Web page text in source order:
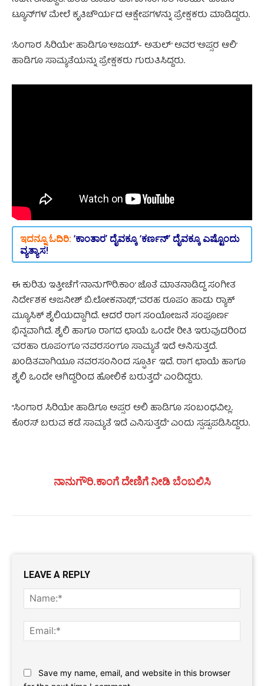
ಟ್ಯೂನ್‌ಗಳ ಮೇಲೆ ಕೃತಿಚೌರ್ಯದ ಆಕ್ಷೇಪಗಳನ್ನು ಪ್ರೇಕ್ಷಕರು ಮಾಡಿದ್ದರು.
‘ಸಿಂಗಾರ ಸಿರಿಯೇ’ ಹಾಡಿಗೂ ‘ಅಜಯ್‌- ಅತುಲ್‌’ ಅವರ ‘ಅಪ್ಸರ ಆಲಿ’
ಹಾಡಿಗೂ ಸಾಮ್ಯತೆಯನ್ನು ಪ್ರೇಕ್ಷಕರು ಗುರುತಿಸಿದ್ದರು.
ಇದನ್ನೂ ಓದಿರಿ: ‘ಕಾಂತಾರ’ ದೈವಕ್ಕೂ ‘ಕರ್ಣನ್‌’ ದೈವಕ್ಕೂ ಎಷ್ಟೊಂದು
ವ್ಯತ್ಯಾಸ!
ಈ ಕುರಿತು ಇತ್ತೀಚೆಗೆ ‘ನಾನುಗೌರಿ.ಕಾಂ’ ಜೊತೆ ಮಾತನಾಡಿದ್ದ ಸಂಗೀತ
ನಿರ್ದೇಶಕ ಅಜನೀಶ್‌ ಬಿ.ಲೋಕನಾಥ್, “ವರಹ ರೂಪಂ ಹಾಡು ರ್‍ಯಾಕ್‌
ಮ್ಯೂಸಿಕ್ ಶೈಲಿಯದ್ದಾಗಿದೆ. ಆದರೆ ರಾಗ ಸಂಯೋಜನೆ ಸಂಪೂರ್ಣ
ಭಿನ್ನವಾಗಿದೆ. ಶೈಲಿ ಹಾಗೂ ರಾಗದ ಛಾಯೆ ಒಂದೇ ರೀತಿ ಇರುವುದರಿಂದ
‘ವರಹಾ ರೂಪಂ’ಗೂ ‘ನವರಸಂ’ಗೂ ಸಾಮ್ಯತೆ ಇದೆ ಅನಿಸುತ್ತದೆ.
ಖಂಡಿತವಾಗಿಯೂ ನವರಸಂನಿಂದ ಸ್ಫೂರ್ತಿ ಇದೆ. ರಾಗ ಛಾಯೆ ಹಾಗೂ
ಶೈಲಿ ಒಂದೇ ಆಗಿದ್ದರಿಂದ ಹೋಲಿಕೆ ಬರುತ್ತದೆ” ಎಂದಿದ್ದರು.
“ಸಿಂಗಾರ ಸಿರಿಯೇ ಹಾಡಿಗೂ ಅಪ್ಸರ ಅಲಿ ಹಾಡಿಗೂ ಸಂಬಂಧವಿಲ್ಲ.
ಕೊರಸ್ ಬರುವ ಕಡೆ ಸಾಮ್ಯತೆ ಇದೆ ಎನಿಸುತ್ತದೆ” ಎಂದು ಸ್ಪಷ್ಪಪಡಿಸಿದ್ದರು.
ನಾನುಗೌರಿ.ಕಾಂಗೆ ದೇಣಿಗೆ ನೀಡಿ ಬೆಂಬಲಿಸಿ
LEAVE A REPLY
Save my name, email, and website in this browser